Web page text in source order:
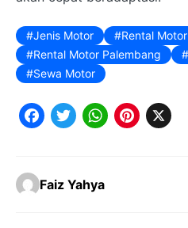
Jenis Motor
Rental Motor
Rental Motor Palembang
Sewa Motor
F
c
e
T
t
W
t
P X
Faiz Yahya